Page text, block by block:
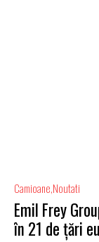
Camioane Noutati
Emil Frey
în 21 de țări